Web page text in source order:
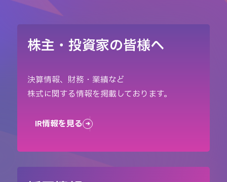
株主・投資家の皆様へ
決算情報、財務・業績など
株式に関する情報を掲載しております。
IR情報を見る